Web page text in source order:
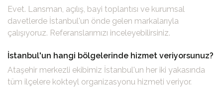
Evet. Lansman, açılış, bayi toplantısı ve kurumsal
davetlerde İstanbul'un önde gelen markalarıyla
çalışıyoruz. Referanslarımızı inceleyebilirsiniz.
İstanbul'un hangi bölgelerinde hizmet veriyorsunuz?
Ataşehir merkezli ekibimiz İstanbul'un her iki yakasında
tüm ilçelere kokteyl organizasyonu hizmeti veriyor.